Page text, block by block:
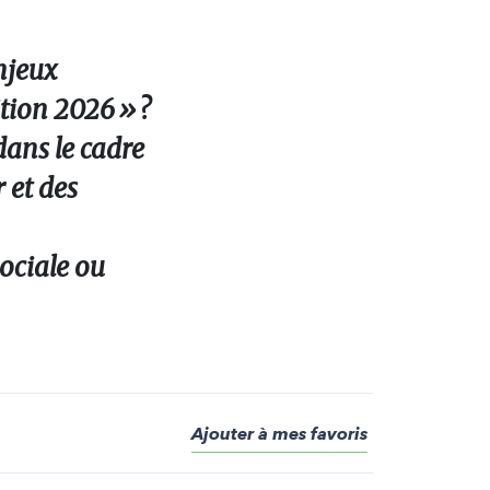
2026 » ?
le cadre
et des
ou
Ajouter à mes favoris